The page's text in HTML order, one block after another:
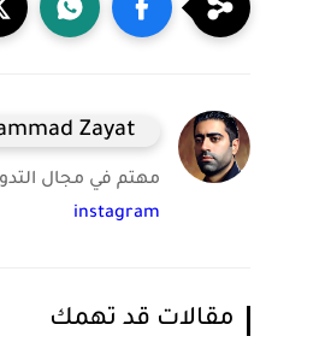
Zayat
مهتم في مجال
instagram
مقالات قد تهمك